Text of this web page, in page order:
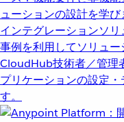
ューションの設計を学び
インテグレーションソリ
事例を利用してソリュー
CloudHub技術者／管理
プリケーションの設定
す。